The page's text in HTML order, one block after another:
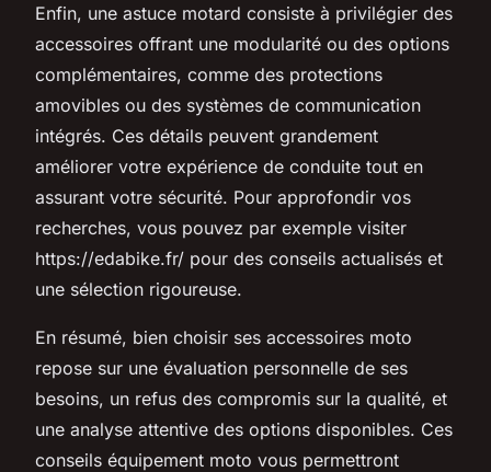
Enfin, une astuce motard consiste à privilégier des
accessoires offrant une modularité ou des options
complémentaires, comme des protections
amovibles ou des systèmes de communication
intégrés. Ces détails peuvent grandement
améliorer votre expérience de conduite tout en
assurant votre sécurité. Pour approfondir vos
recherches, vous pouvez par exemple visiter
https://edabike.fr/ pour des conseils actualisés et
une sélection rigoureuse.
En résumé, bien choisir ses accessoires moto
repose sur une évaluation personnelle de ses
besoins, un refus des compromis sur la qualité, et
une analyse attentive des options disponibles. Ces
conseils équipement moto vous permettront